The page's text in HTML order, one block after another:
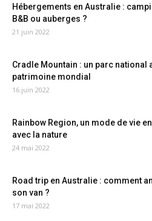
Hébergements en Australie :
B&B ou auberges ?
21 juin 2022
Cradle Mountain : un parc national
patrimoine mondial
16 juin 2022
Rainbow Region, un mode de vie
avec la nature
24 mai 2022
Road trip en Australie : comment
son van ?
17 mai 2022